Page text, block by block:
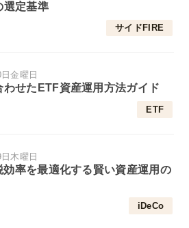
選定基準
サイドFIRE
金曜日
わせたETF資産運用方法ガイド
ETF
木曜日
率を最適化する賢い資産運用の
iDeCo